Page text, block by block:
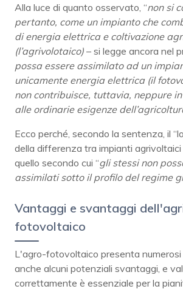
Alla luce di quanto osservato, “non si
pertanto, come un impianto che
di energia elettrica e coltivazione
(l’agrivolotaico) – si legge ancora nel
possa essere assimilato ad un
unicamente energia elettrica (il
non contribuisce, tuttavia, neppure
alle ordinarie esigenze
Ecco perché, secondo la sentenza, il
della differenza tra impianti
quello secondo cui “gli stessi non
assimilati sotto il profilo del regime
Vantaggi e svantaggi
fotovoltaico
L'agro-fotovoltaico presenta numerosi
anche alcuni potenziali svantaggi, e
correttamente è essenziale per la